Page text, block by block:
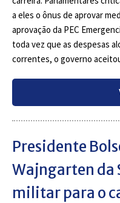
a eles o ônus de aprovar
aprovação da PEC
toda vez que as despesas
correntes, o governo
Presidente
Wajngarten da
militar para o